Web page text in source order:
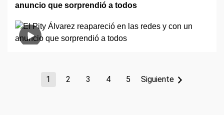
anuncio que sorprendió a todos
1 2 3 4 5 Siguiente